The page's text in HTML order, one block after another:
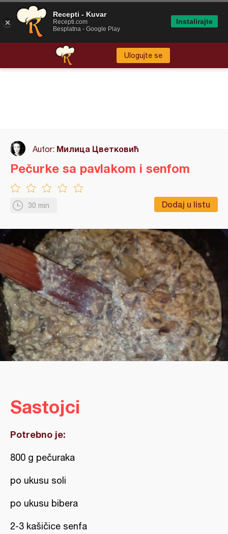
Ulogujte se
Autor: Милица Цветковић
30 min Dodaj u listu
Pečurke sa pavlakom i senfom
Sastojci
Potrebno je:
800 g pečuraka
po ukusu soli
po ukusu bibera
2-3 kašičice senfa
Recepti - Kuvar
Recepti.com
Besplatna - Google Play
Instalirajte